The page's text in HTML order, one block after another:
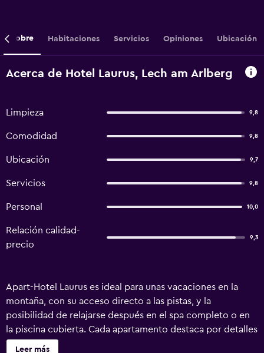
Sobre Habitaciones Servicios Opiniones Ubicación
Acerca de Hotel Laurus, Lech am Arlberg
Limpieza 9,8
Comodidad 9,8
Ubicación 9,7
Servicios 9,8
Personal 10,0
Relación calidad-
precio
9,3
Apart-Hotel Laurus es ideal para unas vacaciones en la
montaña, con su acceso directo a las pistas, y la
posibilidad de relajarse después en el spa completo o en
la piscina cubierta. Cada apartamento destaca por detalles
como el suelo radiante, aunque también ofrece wifi gratis
Leer más